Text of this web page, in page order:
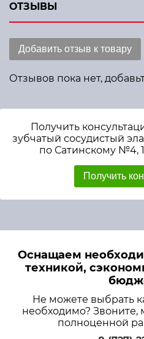
ОТЗЫВЫ
Добавить отзыв к товару
Отзывов пока нет,
Получить
зубчатый сосудистый
по Сатинскому №4,
Получить
Оснащаем
техникой,
Не можете выбрать
необходимо?
полноценной